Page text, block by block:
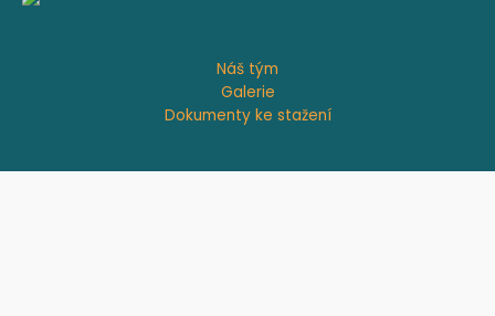
Náš tým
Galerie
Dokumenty ke stažení